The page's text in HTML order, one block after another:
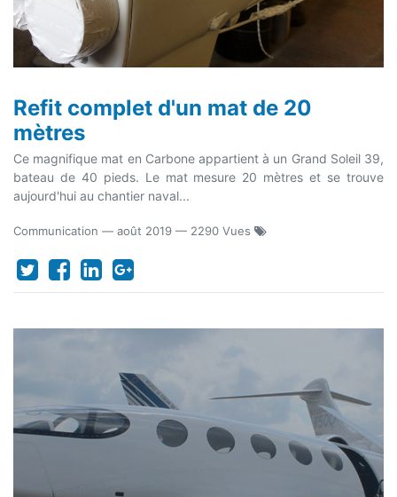
Refit complet d'un mat de 20
mètres
Ce magnifique mat en Carbone appartient à un Grand Soleil 39,
bateau de 40 pieds. Le mat mesure 20 mètres et se trouve
aujourd'hui au chantier naval...
Communication — août 2019 — 2290 Vues